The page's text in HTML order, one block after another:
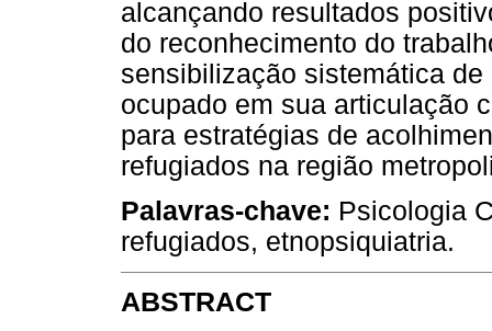
alcançando resultados
do reconhecimento do
sensibilização sistemática
ocupado em sua articulação
para estratégias de
refugiados na região
Palavras-chave: Psicologia
refugiados, etnopsiquiatria.
ABSTRACT